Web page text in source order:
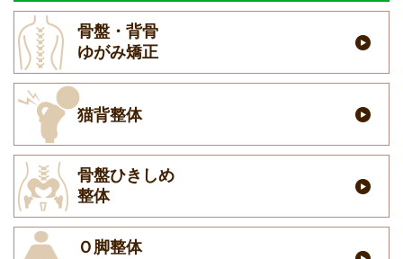
骨盤・背骨
ゆがみ矯正
猫背整体
骨盤ひきしめ
整体
Ｏ脚整体